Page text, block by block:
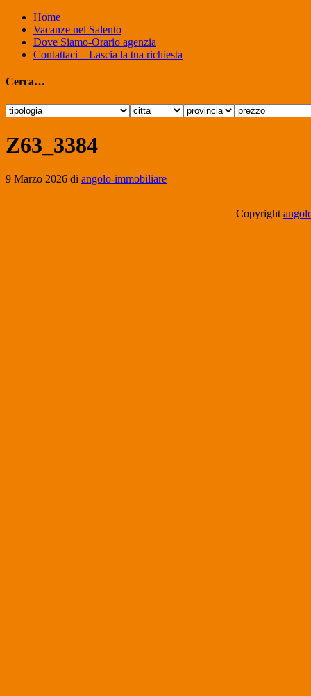
Home
Vacanze nel Salento
Dove Siamo-Orario agenzia
Contattaci – Lascia la tua richiesta
Cerca…
Z63_3384
9 Marzo 2026 di angolo-immobiliare
Copyright